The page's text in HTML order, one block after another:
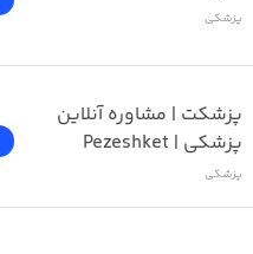
پزشکی
پزشکی | Pezeshket
پزشکی